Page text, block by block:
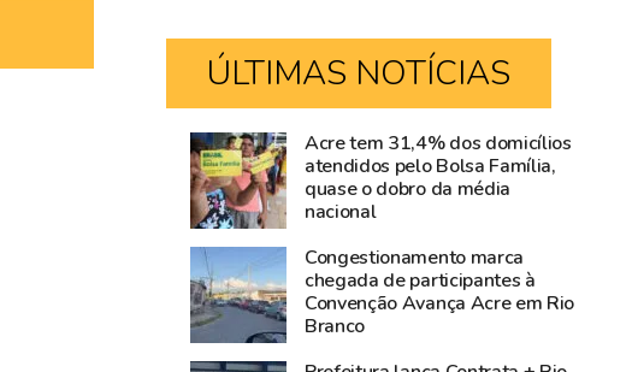
ÚLTIMAS NOTÍCIAS
Rio
Branco
movimenta
R$
3,8
bilhões
Amazônia
cresce
acima
da
média
nacional
Acre tem 31,4% dos domicílios
atendidos pelo Bolsa Família,
quase o dobro da média
nacional
Congestionamento marca
chegada de participantes à
Convenção Avança Acre em Rio
Branco